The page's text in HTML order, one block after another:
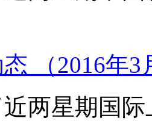
（2016年
两星期国